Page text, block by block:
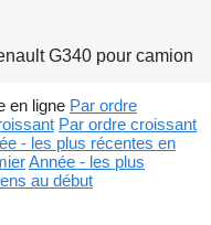
G340 pour camion
en ligne Par ordre
Par ordre croissant
- les plus récentes en
Année - les plus
au début